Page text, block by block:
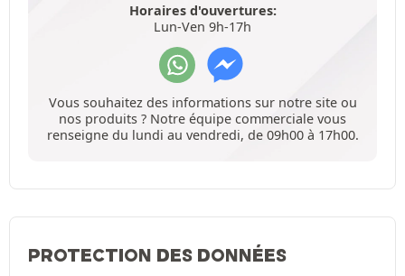
Horaires d'ouvertures:
Lun-Ven 9h-17h
Vous souhaitez des informations sur notre site ou
nos produits ? Notre équipe commerciale vous
renseigne du lundi au vendredi, de 09h00 à 17h00.
PROTECTION DES DONNÉES